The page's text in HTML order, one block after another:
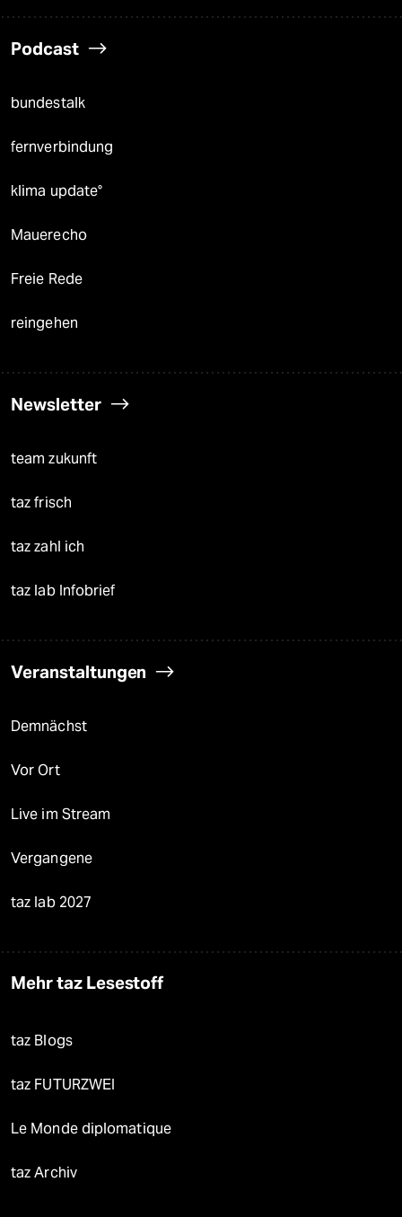
Podcast
bundestalk
fernverbindung
klima update°
Mauerecho
Freie Rede
reingehen
Newsletter
team zukunft
taz frisch
taz zahl ich
taz lab Infobrief
Veranstaltungen
Demnächst
Vor Ort
Live im Stream
Vergangene
taz lab 2027
Mehr taz Lesestoff
taz Blogs
taz FUTURZWEI
Le Monde diplomatique
taz Archiv